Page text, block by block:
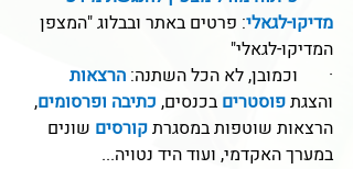
מדיקו-לגאלי: פרטים באתר ובבלוג "המצפן
המדיקו-לגאלי"
·       וכמובן, לא הכל השתנה: הרצאות
והצגת פוסטרים בכנסים, כתיבה ופרסומים,
הרצאות שוטפות במסגרת קורסים שונים
במערך האקדמי, ועוד היד נטויה...